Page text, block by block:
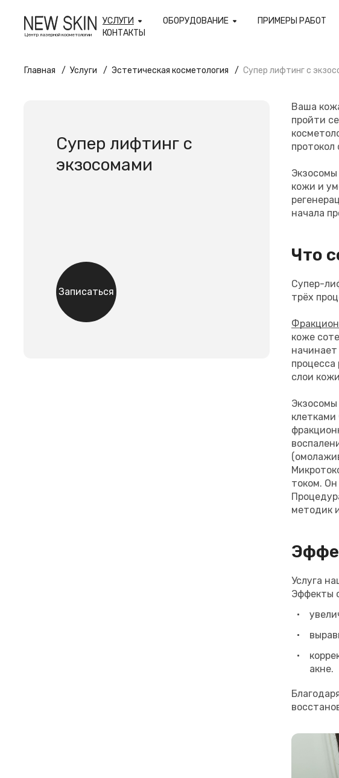
Центр лазерной косметологии
УСЛУГИ ОБОРУДОВАНИЕ ПРИМЕРЫ РАБОТ
КОНТАКТЫ
Главная Услуги Эстетическая косметология Супер лифтинг с
Супер лифтинг с
экзосомами
Записаться
Ваша
пройти
кожи и
начала
Что
Супер-
трёх
коже
слои
клетками
током.
методик
Услуга
Эффекты
акне.